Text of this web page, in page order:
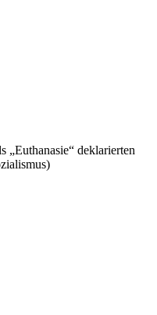
„Euthanasie“ deklarierten